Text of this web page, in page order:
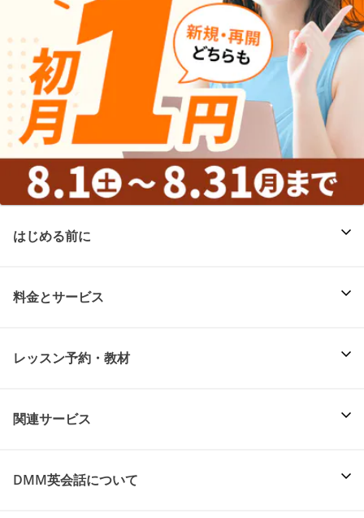
はじめる前に
料金とサービス
レッスン予約・教材
関連サービス
DMM英会話について